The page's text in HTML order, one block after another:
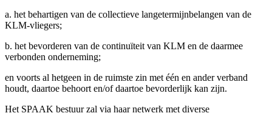
a. het behartigen van de collectieve langetermijnbelangen van de
KLM-vliegers;
b. het bevorderen van de continuïteit van KLM en de daarmee
verbonden onderneming;
en voorts al hetgeen in de ruimste zin met één en ander verband
houdt, daartoe behoort en/of daartoe bevorderlijk kan zijn.
Het SPAAK bestuur zal via haar netwerk met diverse